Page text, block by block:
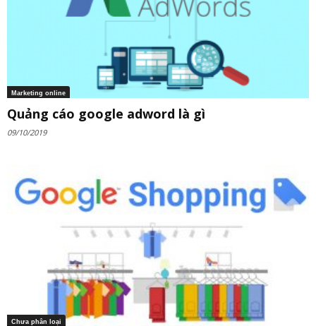
Marketing online
Quảng cáo google adword là gì
09/10/2019
Chưa phân loại